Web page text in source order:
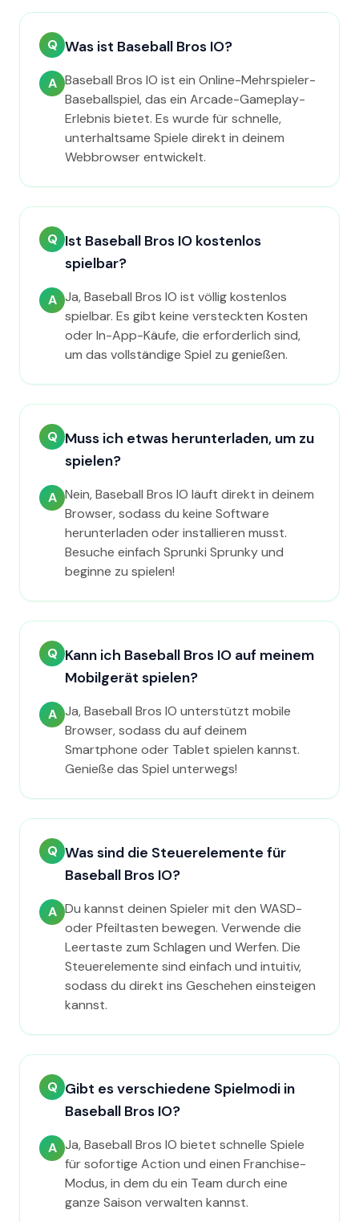
Q Was ist Baseball Bros IO?
A Baseball Bros IO ist ein Online-Mehrspieler-
Baseballspiel, das ein Arcade-Gameplay-
Erlebnis bietet. Es wurde für schnelle,
unterhaltsame Spiele direkt in deinem
Webbrowser entwickelt.
Q Ist Baseball Bros IO kostenlos
spielbar?
A Ja, Baseball Bros IO ist völlig kostenlos
spielbar. Es gibt keine versteckten Kosten
oder In-App-Käufe, die erforderlich sind,
um das vollständige Spiel zu genießen.
Q Muss ich etwas herunterladen, um zu
spielen?
A Nein, Baseball Bros IO läuft direkt in deinem
Browser, sodass du keine Software
herunterladen oder installieren musst.
Besuche einfach Sprunki Sprunky und
beginne zu spielen!
Q Kann ich Baseball Bros IO auf meinem
Mobilgerät spielen?
A Ja, Baseball Bros IO unterstützt mobile
Browser, sodass du auf deinem
Smartphone oder Tablet spielen kannst.
Genieße das Spiel unterwegs!
Q Was sind die Steuerelemente für
Baseball Bros IO?
A Du kannst deinen Spieler mit den WASD-
oder Pfeiltasten bewegen. Verwende die
Leertaste zum Schlagen und Werfen. Die
Steuerelemente sind einfach und intuitiv,
sodass du direkt ins Geschehen einsteigen
kannst.
Q Gibt es verschiedene Spielmodi in
Baseball Bros IO?
A Ja, Baseball Bros IO bietet schnelle Spiele
für sofortige Action und einen Franchise-
Modus, in dem du ein Team durch eine
ganze Saison verwalten kannst.